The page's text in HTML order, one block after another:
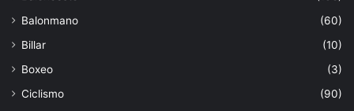
Balonmano
(60)
Billar
(10)
Boxeo
(3)
Ciclismo
(90)